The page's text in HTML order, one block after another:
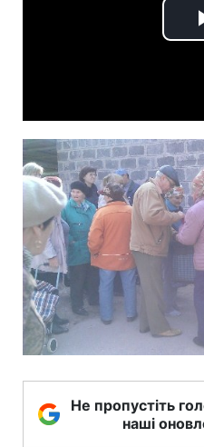
Не пропустіть
наші